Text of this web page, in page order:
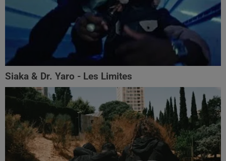
Siaka & Dr. Yaro - Les Limites